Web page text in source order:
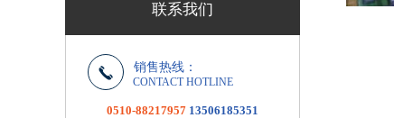
联系我们
销售热线：
CONTACT HOTLINE
0510-88217957 13506185351